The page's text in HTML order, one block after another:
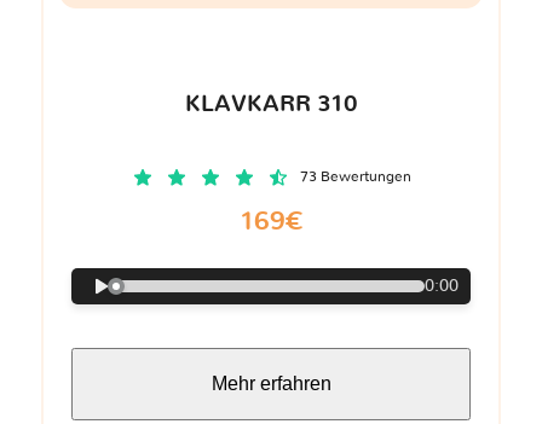
KLAVKARR 310
73 Bewertungen
169€
0:00
Mehr erfahren